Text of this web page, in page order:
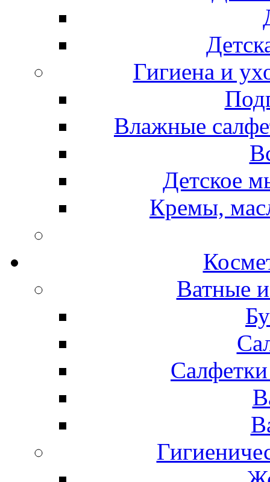
Гигиена и
Влажные
Детское
Кремы,
Ватные